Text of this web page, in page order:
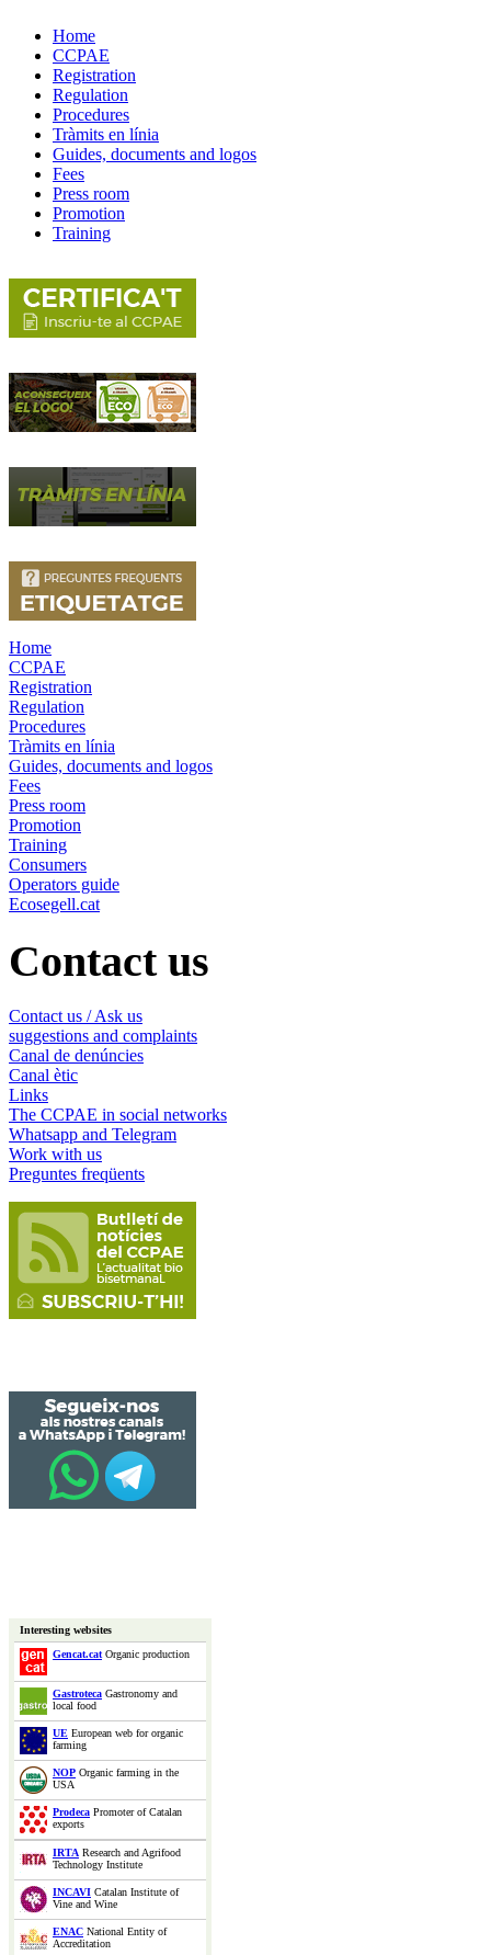
Home
CCPAE
Registration
Regulation
Procedures
Tràmits en línia
Guides, documents and logos
Fees
Press room
Promotion
Training
Home
CCPAE
Registration
Regulation
Procedures
Tràmits en línia
Guides, documents and logos
Fees
Press room
Promotion
Training
Consumers
Operators guide
Ecosegell.cat
Contact us
Contact us / Ask us
suggestions and complaints
Canal de denúncies
Canal ètic
Links
The CCPAE in social networks
Whatsapp and Telegram
Work with us
Preguntes freqüents
Interesting websites
Gencat.catOrganic production
Gastroteca Gastronomy and
local food
UE European web for organic
farming
NOP Organic farming in the
USA
Prodeca Promoter of Catalan
exports
IRTA Research and Agrifood
Technology Institute
INCAVI Catalan Institute of
Vine and Wine
ENAC National Entity of
Accreditation